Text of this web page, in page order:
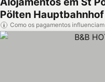
Pölten
Como os pagamentos